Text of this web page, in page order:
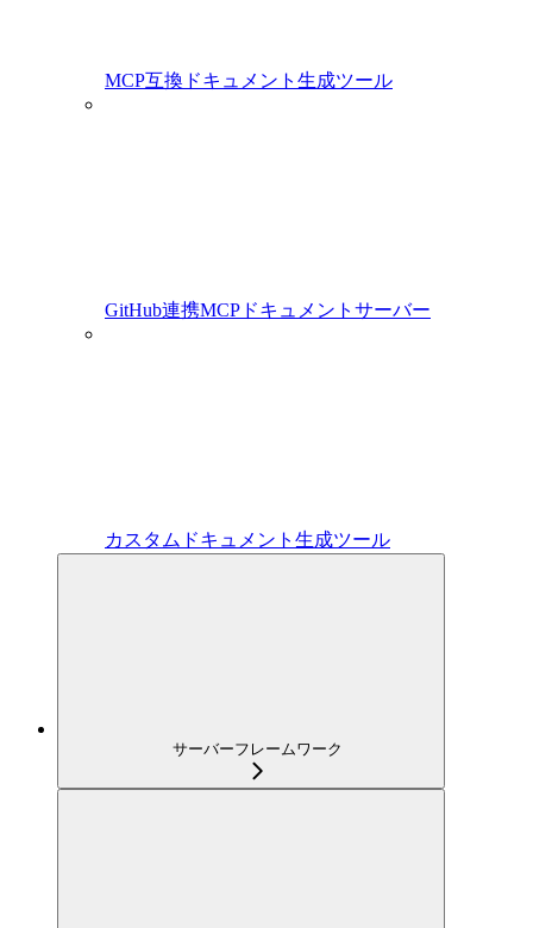
MCP互換ドキュメント生成ツール
GitHub連携MCPドキュメントサーバー
カスタムドキュメント生成ツール
サーバーフレームワーク